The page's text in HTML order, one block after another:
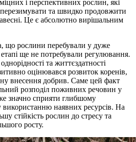
і перспективних рослин, які
та швидко продовжити
Це є абсолютно вирішальним
що рослини перебували у дуже
ще не потребували регулювання.
та життєздатності
оцінювався розвиток коренів,
внесення добрив. Саме цей факт
розподіл поживних речовин у
значно сприяти глибшому
наявних ресурсів. На
стійкість рослин до стресу та
росту.